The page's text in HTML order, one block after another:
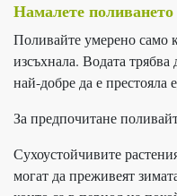
Намалете поливането
Поливайте умерено само
изсъхнала. Водата трябва
най-добре да е престояла
За предпочитане
Сухоустойчивите
могат да преживеят